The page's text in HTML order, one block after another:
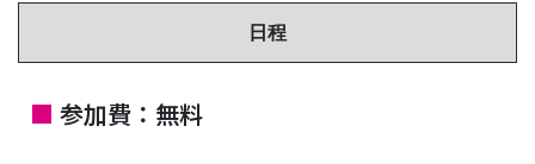
日程
■ 参加費：無料